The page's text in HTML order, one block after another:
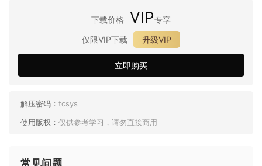
下载价格 VIP专享
仅限VIP下载
升级VIP
立即购买
解压密码： tcsys
使用版权： 仅供参考学习，请勿直接商用